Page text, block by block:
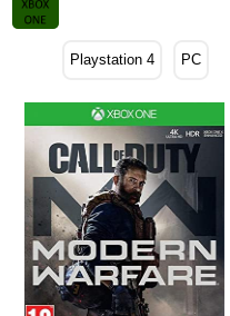
Playstation 4 PC